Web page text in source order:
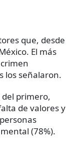
que, desde
El más
los señalaron.
del primero,
de valores y
(78%).